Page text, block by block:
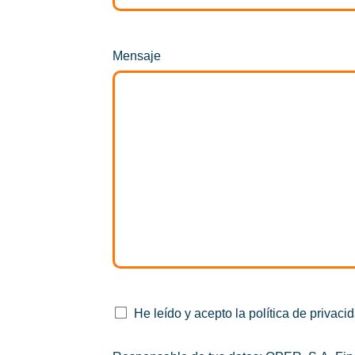
Mensaje
He leído y acepto la política de